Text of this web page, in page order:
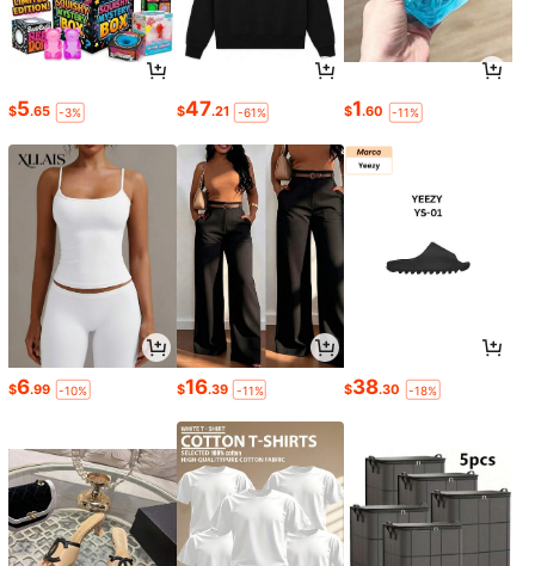
$5.65 -3% $47.21 -61% $1.60 -11%
$6.99 -10% $16.39 -11% $38.30 -18%